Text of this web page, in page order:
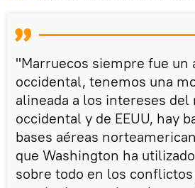
"Marruecos siempre fue un
occidental, tenemos una
alineada a los intereses del
occidental y de EEUU, hay
bases aéreas
que Washington ha
sobre todo en los conflictos